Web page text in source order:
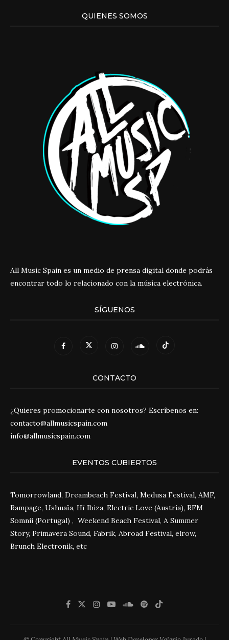
QUIENES SOMOS
All Music Spain es un medio de prensa digital donde podrás
encontrar todo lo relacionado con la música electrónica.
SÍGUENOS
CONTACTO
¿Quieres promocionarte con nosotros? Escríbenos en:
contacto@allmusicspain.com
info@allmusicspain.com
EVENTOS CUBIERTOS
Tomorrowland, Dreambeach Festival, Medusa Festival, AMF,
Rampage, Ushuaïa, Hï Ibiza, Electric Love (Austria), RFM
Somnii (Portugal) , Weekend Beach Festival, A Summer
Story, Primavera Sound, Fabrik, Abroad Festival, elrow,
Brunch Electronik, etc